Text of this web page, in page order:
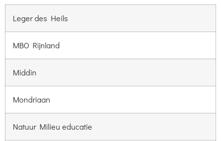
Leger des Heils
MBO Rijnland
Middin
Mondriaan
Natuur Milieu educatie